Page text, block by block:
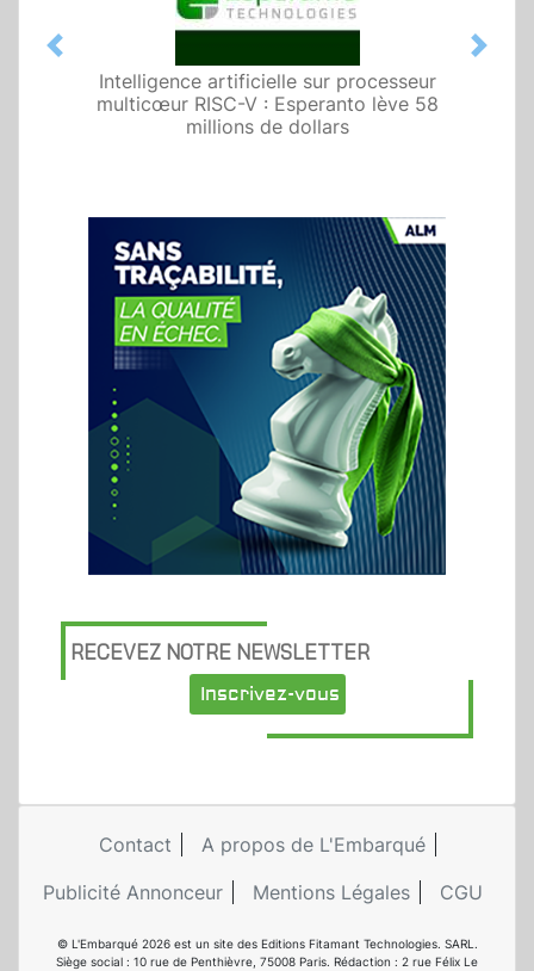
Intelligence artificielle sur processeur
multicœur RISC-V : Esperanto lève 58
millions de dollars
Previous Next
RECEVEZ NOTRE NEWSLETTER
Inscrivez-vous
Contact
A propos de L'Embarqué
Publicité Annonceur
Mentions Légales CGU
© L'Embarqué 2026 est un site des Editions Fitamant Technologies. SARL.
Siège social : 10 rue de Penthièvre, 75008 Paris. Rédaction : 2 rue Félix Le